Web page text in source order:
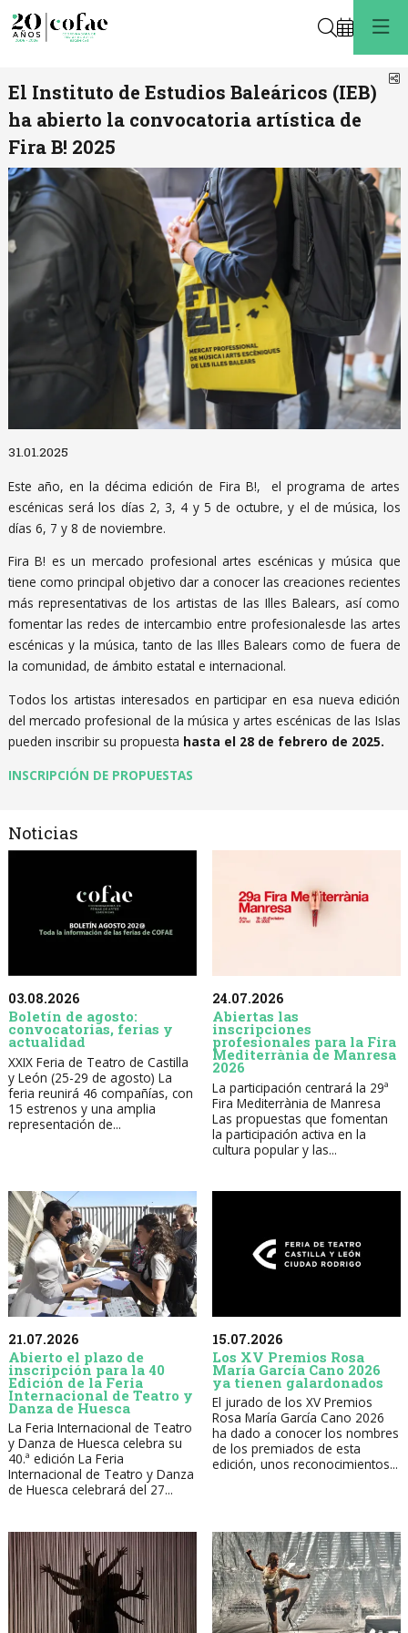
Buscar
El Instituto de Estudios Baleáricos (IEB)
ha abierto la convocatoria artística de
Fira B! 2025
31.01.2025
Este año, en la décima edición de Fira B!, el programa de artes
escénicas será los días 2, 3, 4 y 5 de octubre, y el de música, los
días 6, 7 y 8 de noviembre.
Fira B! es un mercado profesional artes escénicas y música que
tiene como principal objetivo dar a conocer las creaciones recientes
más representativas de los artistas de las Illes Balears, así como
fomentar las redes de intercambio entre profesionalesde las artes
escénicas y la música, tanto de las Illes Balears como de fuera de
la comunidad, de ámbito estatal e internacional.
Todos los artistas interesados en participar en esa nueva edición
del mercado profesional de la música y artes escénicas de las Islas
pueden inscribir su propuesta hasta el 28 de febrero de 2025.
INSCRIPCIÓN DE PROPUESTAS
Noticias
03.08.2026
Boletín de agosto:
convocatorias, ferias y
actualidad
XXIX Feria de Teatro de Castilla
y León (25-29 de agosto) La
feria reunirá 46 compañías, con
15 estrenos y una amplia
representación de...
24.07.2026
Abiertas las
inscripciones
profesionales para la Fira
Mediterrània de Manresa
2026
La participación centrará la 29ª
Fira Mediterrània de Manresa
Las propuestas que fomentan
la participación activa en la
cultura popular y las...
21.07.2026
Abierto el plazo de
inscripción para la 40
Edición de la Feria
Internacional de Teatro y
Danza de Huesca
La Feria Internacional de Teatro
y Danza de Huesca celebra su
40.ª edición La Feria
Internacional de Teatro y Danza
de Huesca celebrará del 27...
15.07.2026
Los XV Premios Rosa
María García Cano 2026
ya tienen galardonados
El jurado de los XV Premios
Rosa María García Cano 2026
ha dado a conocer los nombres
de los premiados de esta
edición, unos reconocimientos...